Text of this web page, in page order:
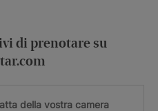
di prenotare su
della vostra camera